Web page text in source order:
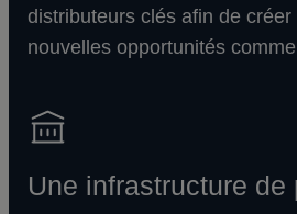
distributeurs clés afin de
nouvelles opportunités
Une infrastructure de